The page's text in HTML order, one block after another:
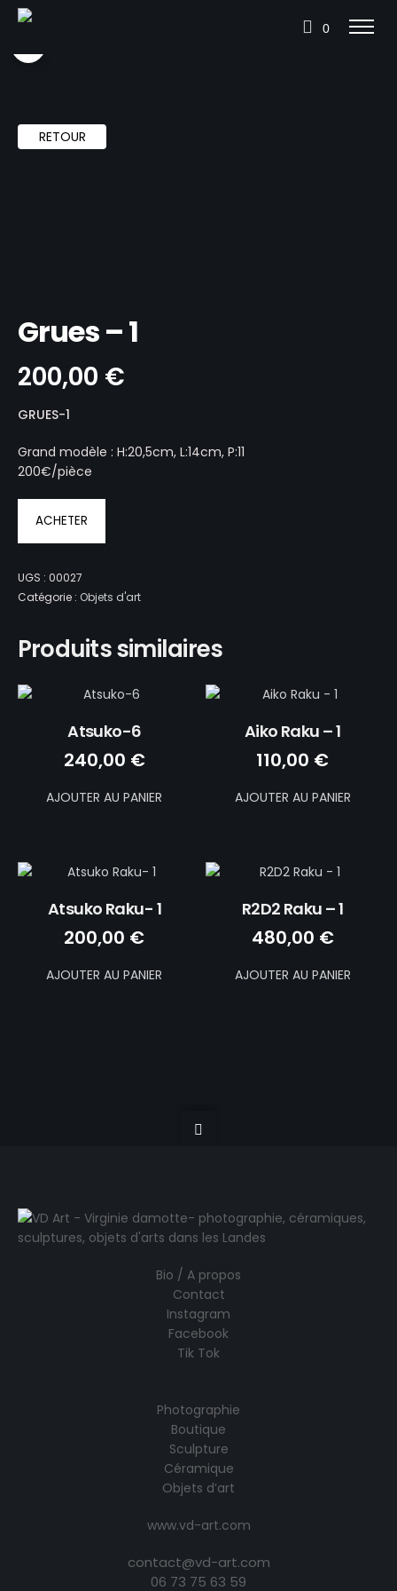
0
RETOUR
Grues – 1
200,00 €
GRUES-1
Grand modèle : H:20,5cm, L:14cm, P:11
200€/pièce
ACHETER
UGS : 00027
Catégorie : Objets d'art
Produits similaires
Atsuko-6
240,00 €
AJOUTER AU PANIER
Aiko Raku – 1
110,00 €
AJOUTER AU PANIER
Atsuko Raku- 1
200,00 €
AJOUTER AU PANIER
R2D2 Raku – 1
480,00 €
AJOUTER AU PANIER
Bio / A propos
Contact
Instagram
Facebook
Tik Tok
Photographie
Boutique
Sculpture
Céramique
Objets d’art
www.vd-art.com
contact@vd-art.com
06 73 75 63 59